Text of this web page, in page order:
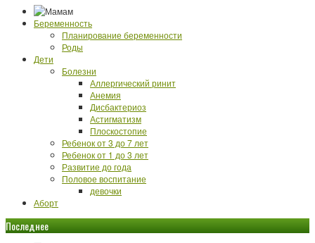
Беременность
Планирование беременности
Роды
Дети
Болезни
Аллергический ринит
Анемия
Дисбактериоз
Астигматизм
Плоскостопие
Ребенок от 3 до 7 лет
Ребенок от 1 до 3 лет
Развитие до года
Половое воспитание
девочки
Аборт
Последнее